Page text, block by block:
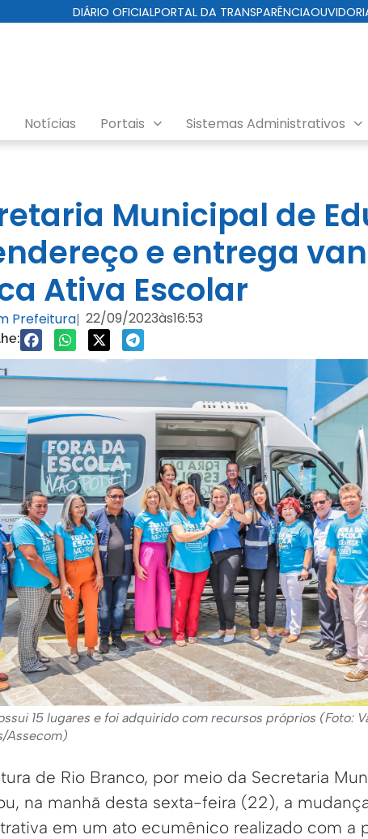
DIÁRIO OFICIALPORTAL DA TRANSPARÊNCIA
Notícias Portais Sistemas Administrativos
Municipal de
e entrega
Ativa Escolar
Prefeitura| 22/09/2023às16:53
15 lugares e foi adquirido com recursos próprios (Foto:
Assecom)
de Rio Branco, por meio da Secretaria
na manhã desta sexta-feira (22), a
em um ato ecumênico realizado com a